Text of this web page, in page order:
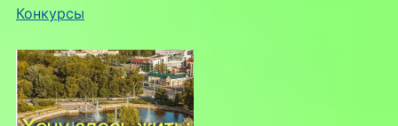
Конкурсы